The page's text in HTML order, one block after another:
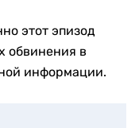
этот эпизод
обвинения в
информации.